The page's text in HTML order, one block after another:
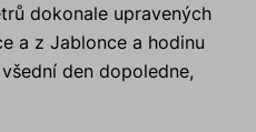
dokonale upravených
a z Jablonce a hodinu
den dopoledne,